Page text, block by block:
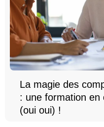
La magie des
: une formation en
(oui oui) !